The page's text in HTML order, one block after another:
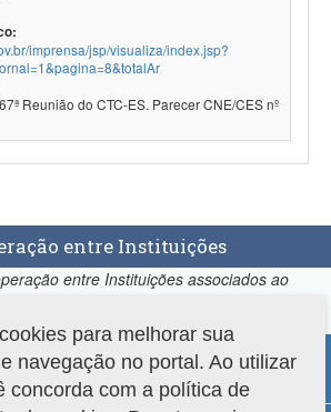
imprensa/jsp/visualiza/index.jsp?
Reunião do CTC-ES. Parecer CNE/CES nº
entre Instituições
entre Instituições associados ao
para melhorar sua
navegação no portal. Ao utilizar
concorda com a política de